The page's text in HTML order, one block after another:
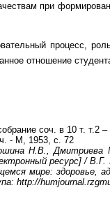
при
процесс,
отношение
соч. в 10 т. т.2
- М, 1953, с. 72
Н.В.,
ресурс] /
мире: здоровье,
http://